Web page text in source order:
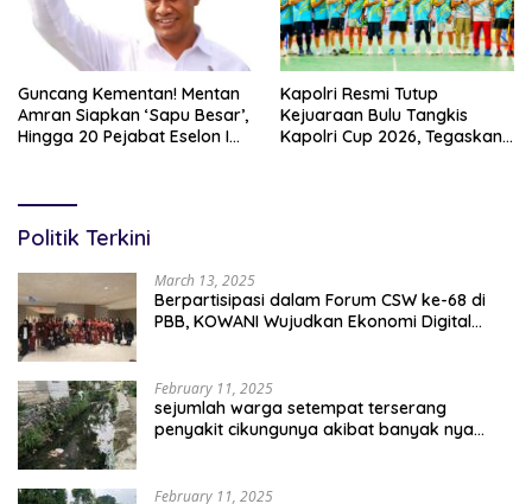
Guncang Kementan! Mentan
Amran Siapkan ‘Sapu Besar’,
Hingga 20 Pejabat Eselon I
Kapolri Resmi Tutup
Kejuaraan Bulu Tangkis
Kapolri Cup 2026, Tegaskan
Politik Terkini
March 13, 2025
Berpartisipasi dalam Forum CSW ke-68 di
PBB, KOWANI Wujudkan Ekonomi Digital
February 11, 2025
sejumlah warga setempat terserang
penyakit cikungunya akibat banyak nya
February 11, 2025